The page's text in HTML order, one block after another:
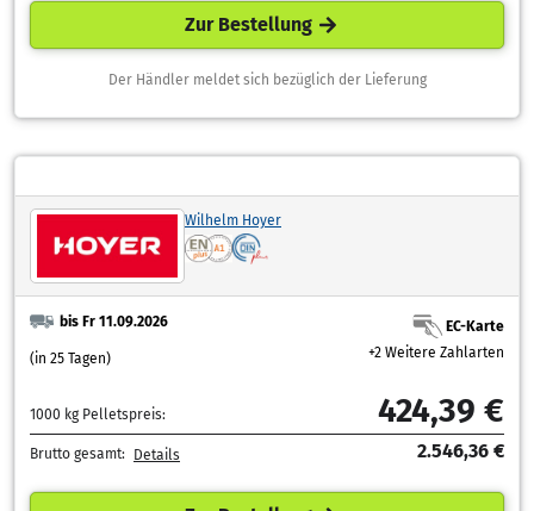
Zur Bestellung
Der Händler meldet sich bezüglich der Lieferung
Wilhelm Hoyer
bis Fr 11.09.2026
(in 25 Tagen)
EC-Karte
+2 Weitere Zahlarten
1000 kg Pelletspreis: 424,39 €
Brutto gesamt: Details 2.546,36 €